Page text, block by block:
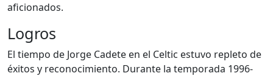
aficionados.
Logros
El tiempo de Jorge Cadete en el Celtic estuvo repleto de
éxitos y reconocimiento. Durante la temporada 1996-